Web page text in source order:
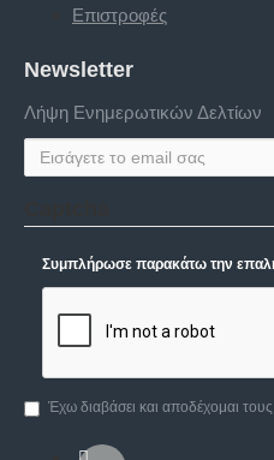
Επιστροφές
Newsletter
Λήψη Ενημερωτικών Δελτίων
Συμπλήρωσε παρακάτω την
Έχω διαβάσει και αποδέχομαι τους